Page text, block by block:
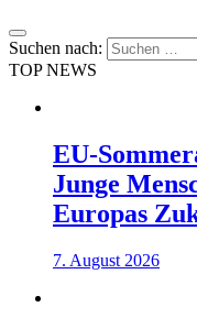
Suchen nach:
TOP NEWS
EU-
Junge
Europas
7. August 2026